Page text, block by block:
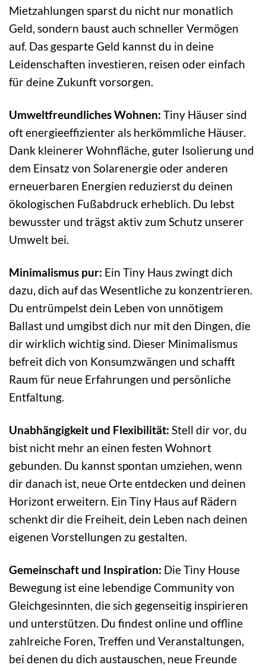
Mietzahlungen sparst du nicht nur monatlich
Geld, sondern baust auch schneller Vermögen
auf. Das gesparte Geld kannst du in deine
Leidenschaften investieren, reisen oder einfach
für deine Zukunft vorsorgen.
Umweltfreundliches Wohnen: Tiny Häuser sind
oft energieeffizienter als herkömmliche Häuser.
Dank kleinerer Wohnfläche, guter Isolierung und
dem Einsatz von Solarenergie oder anderen
erneuerbaren Energien reduzierst du deinen
ökologischen Fußabdruck erheblich. Du lebst
bewusster und trägst aktiv zum Schutz unserer
Umwelt bei.
Minimalismus pur: Ein Tiny Haus zwingt dich
dazu, dich auf das Wesentliche zu konzentrieren.
Du entrümpelst dein Leben von unnötigem
Ballast und umgibst dich nur mit den Dingen, die
dir wirklich wichtig sind. Dieser Minimalismus
befreit dich von Konsumzwängen und schafft
Raum für neue Erfahrungen und persönliche
Entfaltung.
Unabhängigkeit und Flexibilität: Stell dir vor, du
bist nicht mehr an einen festen Wohnort
gebunden. Du kannst spontan umziehen, wenn
dir danach ist, neue Orte entdecken und deinen
Horizont erweitern. Ein Tiny Haus auf Rädern
schenkt dir die Freiheit, dein Leben nach deinen
eigenen Vorstellungen zu gestalten.
Gemeinschaft und Inspiration: Die Tiny House
Bewegung ist eine lebendige Community von
Gleichgesinnten, die sich gegenseitig inspirieren
und unterstützen. Du findest online und offline
zahlreiche Foren, Treffen und Veranstaltungen,
bei denen du dich austauschen, neue Freunde